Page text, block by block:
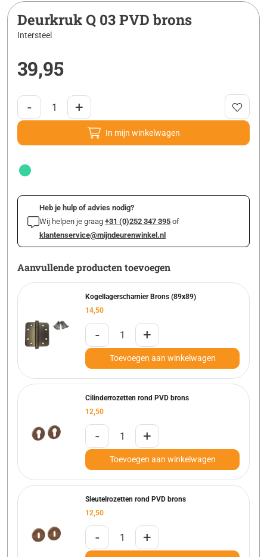
Deurkruk Q 03 PVD brons
Intersteel
39,95
- +
In mijn winkelwagen
Heb je hulp of advies nodig?
Wij helpen je graag +31 (0)252 347 395 of
klantenservice@mijndeurenwinkel.nl
Aanvullende producten toevoegen
Kogellagerscharnier Brons (89x89)
14,50
- +
Toevoegen aan winkelwagen
Cilinderrozetten rond PVD brons
12,50
- +
Toevoegen aan winkelwagen
Sleutelrozetten rond PVD brons
12,50
- +